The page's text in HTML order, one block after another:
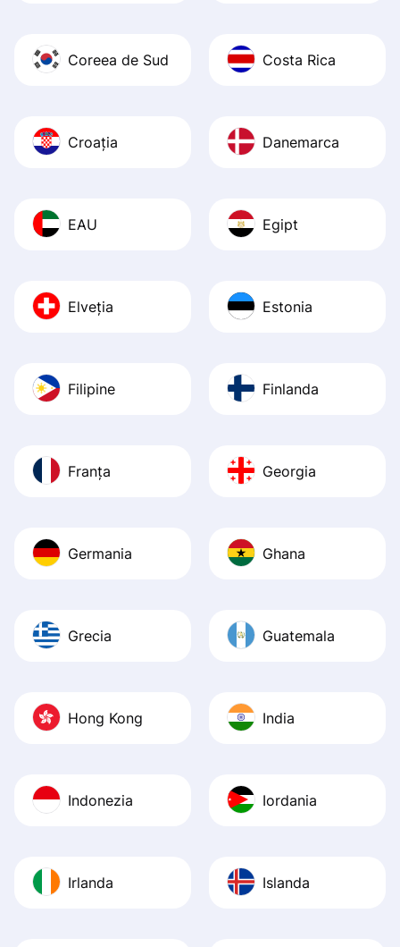
Coreea de Sud Costa Rica
Croația Danemarca
EAU Egipt
Elveția Estonia
Filipine Finlanda
Franța Georgia
Germania Ghana
Grecia Guatemala
Hong Kong India
Indonezia Iordania
Irlanda Islanda